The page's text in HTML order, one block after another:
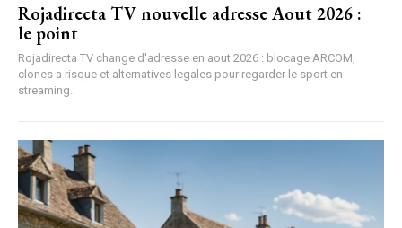
Rojadirecta TV nouvelle adresse Aout 2026 :
le point
Rojadirecta TV change d'adresse en aout 2026 : blocage ARCOM,
clones a risque et alternatives legales pour regarder le sport en
streaming.